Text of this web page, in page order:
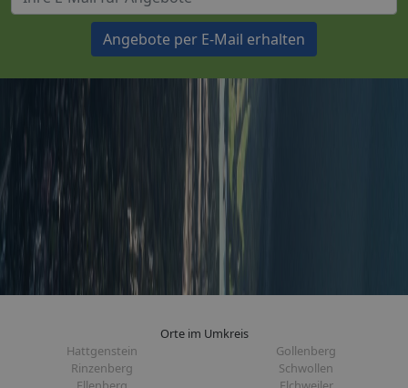
Angebote per E-Mail erhalten
Orte im Umkreis
Hattgenstein
Gollenberg
Rinzenberg
Schwollen